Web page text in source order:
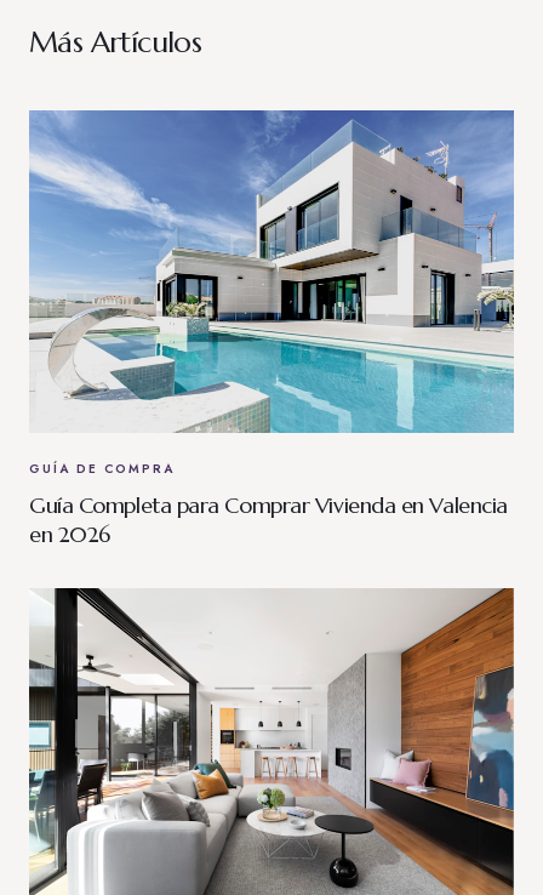
Más Artículos
GUÍA DE COMPRA
Guía Completa para Comprar Vivienda en Valencia
en 2026